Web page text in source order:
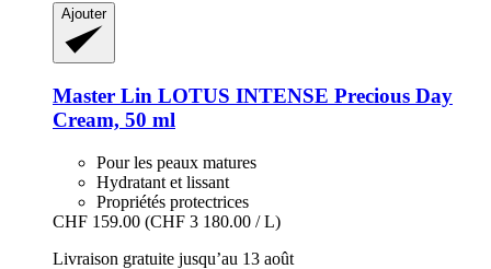
Ajouter
Master Lin LOTUS INTENSE Precious Day
Cream, 50 ml
Pour les peaux matures
Hydratant et lissant
Propriétés protectrices
CHF 159.00 (CHF 3 180.00 / L)
Livraison gratuite jusqu’au 13 août